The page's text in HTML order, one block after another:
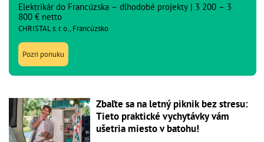
Elektrikár do Francúzska – dlhodobé projekty | 3 200 – 3
800 € netto
CHRISTAL s. r. o., Francúzsko
Pozri ponuku
Zbaľte sa na letný piknik bez stresu:
Tieto praktické vychytávky vám
ušetria miesto v batohu!